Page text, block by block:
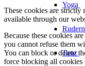
Yoga
Rudern
Tanz
These cookies are strictly
available through our
Because these cookies
you cannot refuse them
You can block or delete
force blocking all cookies